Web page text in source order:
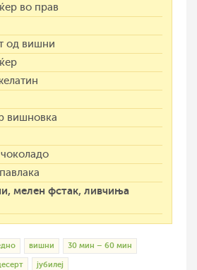
во прав
од вишни
вишновка
мелен фстак, ливчиња
вишни 30 мин – 60 мин
јубилеј